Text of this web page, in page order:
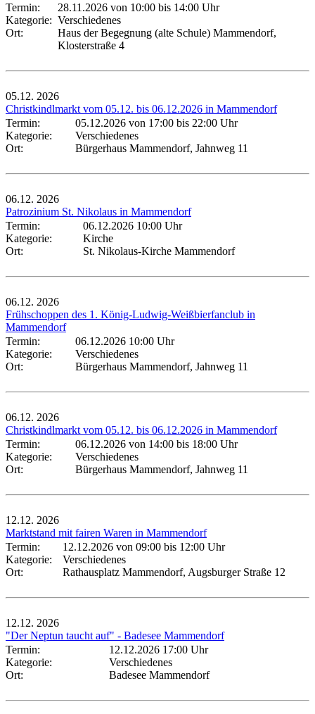
Termin:
28.11.2026 von 10:00 bis 14:00 Uhr
Kategorie: Verschiedenes
Ort:
Haus der Begegnung (alte Schule) Mammendorf,
Klosterstraße 4
05.12. 2026
Christkindlmarkt vom 05.12. bis 06.12.2026 in Mammendorf
Termin:
05.12.2026 von 17:00 bis 22:00 Uhr
Kategorie:
Verschiedenes
Ort:
Bürgerhaus Mammendorf, Jahnweg 11
06.12. 2026
Patrozinium St. Nikolaus in Mammendorf
Termin:
06.12.2026 10:00 Uhr
Kategorie:
Kirche
Ort:
St. Nikolaus-Kirche Mammendorf
06.12. 2026
Frühschoppen des 1. König-Ludwig-Weißbierfanclub in
Mammendorf
Termin:
06.12.2026 10:00 Uhr
Kategorie:
Verschiedenes
Ort:
Bürgerhaus Mammendorf, Jahnweg 11
06.12. 2026
Christkindlmarkt vom 05.12. bis 06.12.2026 in Mammendorf
Termin:
06.12.2026 von 14:00 bis 18:00 Uhr
Kategorie:
Verschiedenes
Ort:
Bürgerhaus Mammendorf, Jahnweg 11
12.12. 2026
Marktstand mit fairen Waren in Mammendorf
Termin:
12.12.2026 von 09:00 bis 12:00 Uhr
Kategorie:
Verschiedenes
Ort:
Rathausplatz Mammendorf, Augsburger Straße 12
12.12. 2026
"Der Neptun taucht auf" - Badesee Mammendorf
Termin:
12.12.2026 17:00 Uhr
Kategorie:
Verschiedenes
Ort:
Badesee Mammendorf